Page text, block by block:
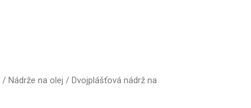
/ Nádrže na olej / Dvojplášťová nádrž na